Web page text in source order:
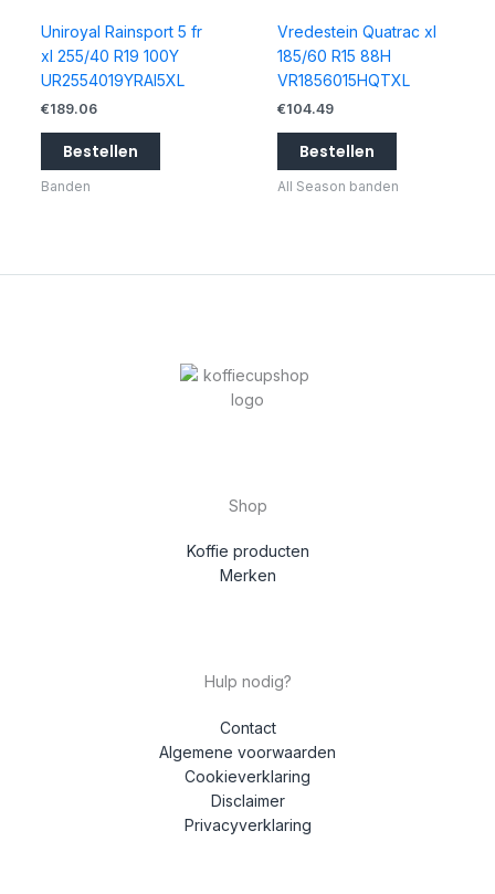
Uniroyal Rainsport 5 fr
xl 255/40 R19 100Y
UR2554019YRAI5XL
€189.06
Bestellen
Banden
Vredestein Quatrac xl
185/60 R15 88H
VR1856015HQTXL
€104.49
Bestellen
All Season banden
Shop
Koffie producten
Merken
Hulp nodig?
Contact
Algemene voorwaarden
Cookieverklaring
Disclaimer
Privacyverklaring